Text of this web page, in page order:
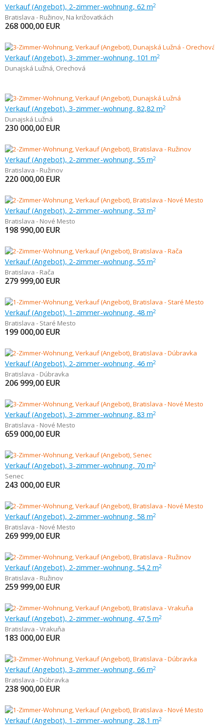
Verkauf (Angebot), 2-zimmer-wohnung, 62 m2
Bratislava - Ružinov, Na križovatkách
268 000,00 EUR
Verkauf (Angebot), 3-zimmer-wohnung, 101 m2
Dunajská Lužná, Orechová
Verkauf (Angebot), 3-zimmer-wohnung, 82,82 m2
Dunajská Lužná
230 000,00 EUR
Verkauf (Angebot), 2-zimmer-wohnung, 55 m2
Bratislava - Ružinov
220 000,00 EUR
Verkauf (Angebot), 2-zimmer-wohnung, 53 m2
Bratislava - Nové Mesto
198 990,00 EUR
Verkauf (Angebot), 2-zimmer-wohnung, 55 m2
Bratislava - Rača
279 999,00 EUR
Verkauf (Angebot), 1-zimmer-wohnung, 48 m2
Bratislava - Staré Mesto
199 000,00 EUR
Verkauf (Angebot), 2-zimmer-wohnung, 46 m2
Bratislava - Dúbravka
206 999,00 EUR
Verkauf (Angebot), 3-zimmer-wohnung, 83 m2
Bratislava - Nové Mesto
659 000,00 EUR
Verkauf (Angebot), 3-zimmer-wohnung, 70 m2
Senec
243 000,00 EUR
Verkauf (Angebot), 2-zimmer-wohnung, 58 m2
Bratislava - Nové Mesto
269 999,00 EUR
Verkauf (Angebot), 2-zimmer-wohnung, 54,2 m2
Bratislava - Ružinov
259 999,00 EUR
Verkauf (Angebot), 2-zimmer-wohnung, 47,5 m2
Bratislava - Vrakuňa
183 000,00 EUR
Verkauf (Angebot), 3-zimmer-wohnung, 66 m2
Bratislava - Dúbravka
238 900,00 EUR
Verkauf (Angebot), 1-zimmer-wohnung, 28,1 m2